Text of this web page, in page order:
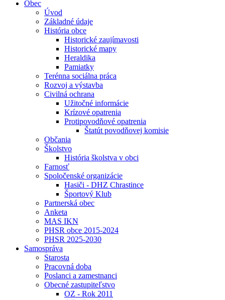
Obec
Úvod
Základné údaje
História obce
Historické zaujímavosti
Historické mapy
Heraldika
Pamiatky
Terénna sociálna práca
Rozvoj a výstavba
Civilná ochrana
Užitočné informácie
Krízové opatrenia
Protipovodňové opatrenia
Štatút povodňovej komisie
Občania
Školstvo
História školstva v obci
Farnosť
Spoločenské organizácie
Hasiči - DHZ Chrastince
Športový Klub
Partnerská obec
Anketa
MAS IKN
PHSR obce 2015-2024
PHSR 2025-2030
Samospráva
Starosta
Pracovná doba
Poslanci a zamestnanci
Obecné zastupiteľstvo
OZ - Rok 2011